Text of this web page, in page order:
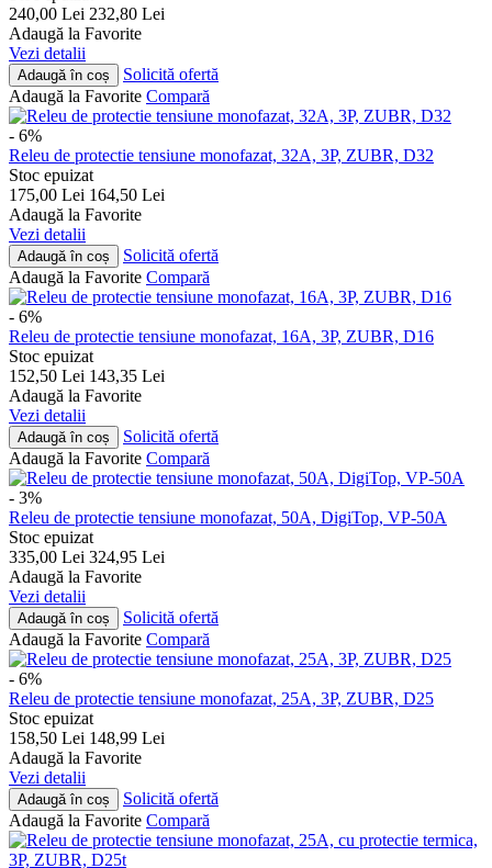
240,00 Lei 232,80 Lei
Adaugă la Favorite
Vezi detalii
Adaugă în coș
Solicită ofertă
Adaugă la Favorite Compară
- 6%
Releu de protectie tensiune monofazat, 32A, 3P, ZUBR, D32
Stoc epuizat
175,00 Lei 164,50 Lei
Adaugă la Favorite
Vezi detalii
Adaugă în coș
Solicită ofertă
Adaugă la Favorite Compară
- 6%
Releu de protectie tensiune monofazat, 16A, 3P, ZUBR, D16
Stoc epuizat
152,50 Lei 143,35 Lei
Adaugă la Favorite
Vezi detalii
Adaugă în coș
Solicită ofertă
Adaugă la Favorite Compară
- 3%
Releu de protectie tensiune monofazat, 50A, DigiTop, VP-50A
Stoc epuizat
335,00 Lei 324,95 Lei
Adaugă la Favorite
Vezi detalii
Adaugă în coș
Solicită ofertă
Adaugă la Favorite Compară
- 6%
Releu de protectie tensiune monofazat, 25A, 3P, ZUBR, D25
Stoc epuizat
158,50 Lei 148,99 Lei
Adaugă la Favorite
Vezi detalii
Adaugă în coș
Solicită ofertă
Adaugă la Favorite Compară